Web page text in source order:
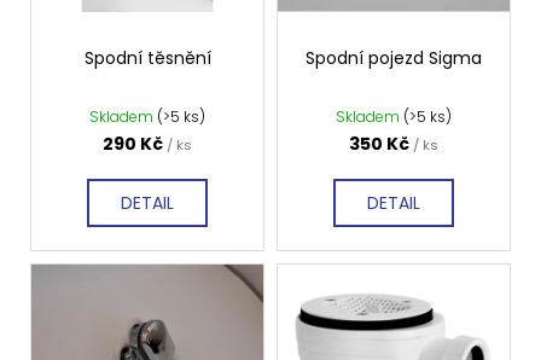
Spodní těsnění
Skladem (>5 ks)
290 Kč / ks
DETAIL
Spodní pojezd Sigma
Skladem (>5 ks)
350 Kč / ks
DETAIL
HLEDAT